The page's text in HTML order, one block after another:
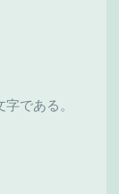
である。